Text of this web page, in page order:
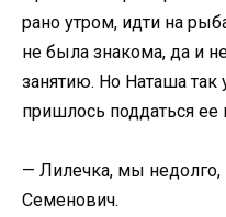
рано утром, идти на
не была знакома, да и
занятию. Но Наташа так
пришлось поддаться ее
— Лилечка, мы
Семенович.